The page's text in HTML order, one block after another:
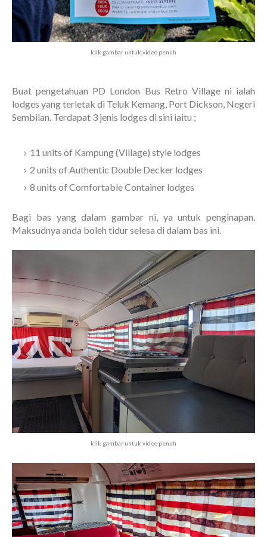
klik gambar untuk video penuh
Buat pengetahuan PD London Bus Retro Village ni ialah
lodges yang terletak di Teluk Kemang, Port Dickson, Negeri
Sembilan. Terdapat 3 jenis lodges di sini iaitu ;
11 units of Kampung (Village) style lodges
2 units of Authentic Double Decker lodges
8 units of Comfortable Container lodges
Bagi bas yang dalam gambar ni, ya untuk penginapan.
Maksudnya anda boleh tidur selesa di dalam bas ini.
klik gambar untuk video penuh